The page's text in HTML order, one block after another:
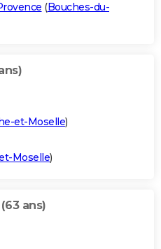
(Bouches-du-
et-Moselle)
Moselle)
(63 ans)